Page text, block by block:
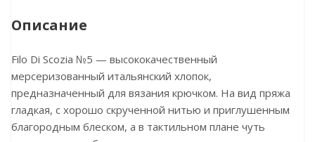
Описание
Filo Di Scozia №5 — высококачественный
мерсеризованный итальянский хлопок,
предназначенный для вязания крючком. На вид пряжа
гладкая, с хорошо скрученной нитью и приглушенным
благородным блеском, а в тактильном плане чуть